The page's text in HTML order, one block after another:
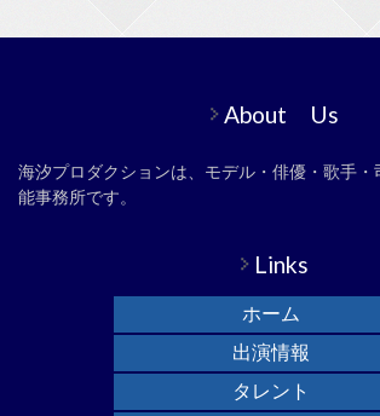
About Us
海汐プロダクションは、モデル・俳優・歌手
能事務所です。
Links
ホーム
出演情報
タレント